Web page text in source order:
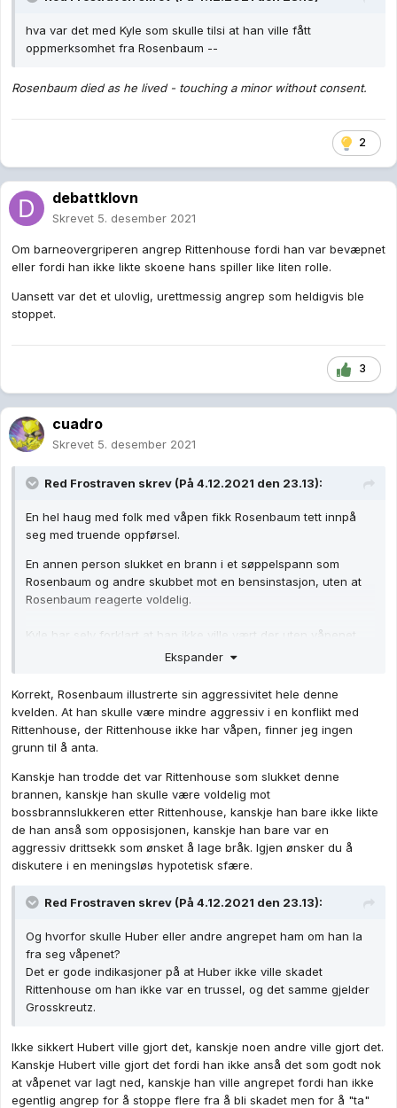
hva var det med Kyle som skulle tilsi at han ville fått
oppmerksomhet fra Rosenbaum --
Rosenbaum died as he lived - touching a minor without consent.
2
debattklovn
Skrevet 5. desember 2021
Om barneovergriperen angrep Rittenhouse fordi han var bevæpnet
eller fordi han ikke likte skoene hans spiller like liten rolle.
Uansett var det et ulovlig, urettmessig angrep som heldigvis ble
stoppet.
3
cuadro
Skrevet 5. desember 2021
Red Frostraven skrev (På 4.12.2021 den 23.13):
En hel haug med folk med våpen fikk Rosenbaum tett innpå
seg med truende oppførsel.
En annen person slukket en brann i et søppelspann som
Rosenbaum og andre skubbet mot en bensinstasjon, uten at
Rosenbaum reagerte voldelig.
Kyle har selv forklart at han ikke ville vært der uten våpenet.
oppmerksomhet fra Rosenbaum -- foruten våpenet?
Ekspander
Korrekt, Rosenbaum illustrerte sin aggressivitet hele denne
kvelden. At han skulle være mindre aggressiv i en konflikt med
Rittenhouse, der Rittenhouse ikke har våpen, finner jeg ingen
grunn til å anta.
Kanskje han trodde det var Rittenhouse som slukket denne
brannen, kanskje han skulle være voldelig mot
bossbrannslukkeren etter Rittenhouse, kanskje han bare ikke likte
de han anså som opposisjonen, kanskje han bare var en
aggressiv drittsekk som ønsket å lage bråk. Igjen ønsker du å
diskutere i en meningsløs hypotetisk sfære.
Red Frostraven skrev (På 4.12.2021 den 23.13):
Og hvorfor skulle Huber eller andre angrepet ham om han la
fra seg våpenet?
Det er gode indikasjoner på at Huber ikke ville skadet
Rittenhouse om han ikke var en trussel, og det samme gjelder
Grosskreutz.
Ikke sikkert Hubert ville gjort det, kanskje noen andre ville gjort det.
Kanskje Hubert ville gjort det fordi han ikke anså det som godt nok
at våpenet var lagt ned, kanskje han ville angrepet fordi han ikke
egentlig angrep for å stoppe flere fra å bli skadet men for å "ta"